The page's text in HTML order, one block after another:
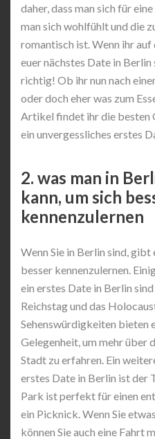
daher, dass man sich für
man sich wohlfühlt und die
romantisch ist. Wenn ihr auf
euer nächstes Date in Berlin
richtig! Ob ihr nun nach
oder doch eher was zum
Artikel findet ihr die
ein unvergessliches erstes
2. was man in
kann, um sich
kennenzulernen
Wenn Sie in Berlin sind,
besser kennenzulernen.
ein erstes Date in Berlin
Reichstag und das
Sehenswürdigkeiten bieten
Gelegenheit, um mehr über
Stadt zu erfahren. Ein
erstes Date in Berlin ist der
Park ist perfekt für einen
ein Picknick. Wenn Sie
können Sie auch eine Fahrt